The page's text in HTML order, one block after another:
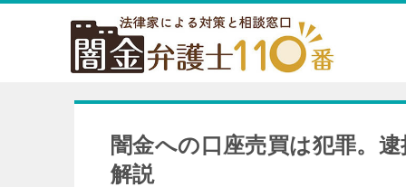
闇金への口座売買は犯罪。
解説